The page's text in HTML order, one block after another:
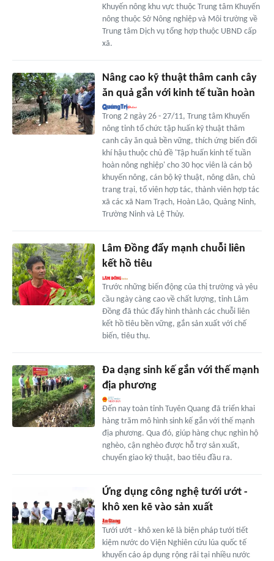
Khuyến nông khu vực thuộc Trung tâm Khuyến
nông thuộc Sở Nông nghiệp và Môi trường về
Trung tâm Dịch vụ tổng hợp thuộc UBND cấp
xã.
Nâng cao kỹ thuật thâm canh cây
ăn quả gắn với kinh tế tuần hoàn
Trong 2 ngày 26 - 27/11, Trung tâm Khuyến
nông tỉnh tổ chức tập huấn kỹ thuật thâm
canh cây ăn quả bền vững, thích ứng biến đổi
khí hậu thuộc chủ đề 'Tập huấn kinh tế tuần
hoàn nông nghiệp' cho 30 học viên là cán bộ
khuyến nông, cán bộ kỹ thuật, nông dân, chủ
trang trại, tổ viên hợp tác, thành viên hợp tác
xã các xã Nam Trạch, Hoàn Lão, Quảng Ninh,
Trường Ninh và Lệ Thủy.
Lâm Đồng đẩy mạnh chuỗi liên
kết hồ tiêu
Trước những biến động của thị trường và yêu
cầu ngày càng cao về chất lượng, tỉnh Lâm
Đồng đã thúc đẩy hình thành các chuỗi liên
kết hồ tiêu bền vững, gắn sản xuất với chế
biến, tiêu thụ.
Đa dạng sinh kế gắn với thế mạnh
địa phương
Đến nay toàn tỉnh Tuyên Quang đã triển khai
hàng trăm mô hình sinh kế gắn với thế mạnh
địa phương. Qua đó, giúp hàng chục nghìn hộ
nghèo, cận nghèo được hỗ trợ sản xuất,
chuyển giao kỹ thuật, bao tiêu đầu ra.
Ứng dụng công nghệ tưới ướt -
khô xen kẽ vào sản xuất
Tưới ướt - khô xen kẽ là biện pháp tưới tiết
kiệm nước do Viện Nghiên cứu lúa quốc tế
khuyến cáo áp dụng rộng rãi tại nhiều nước